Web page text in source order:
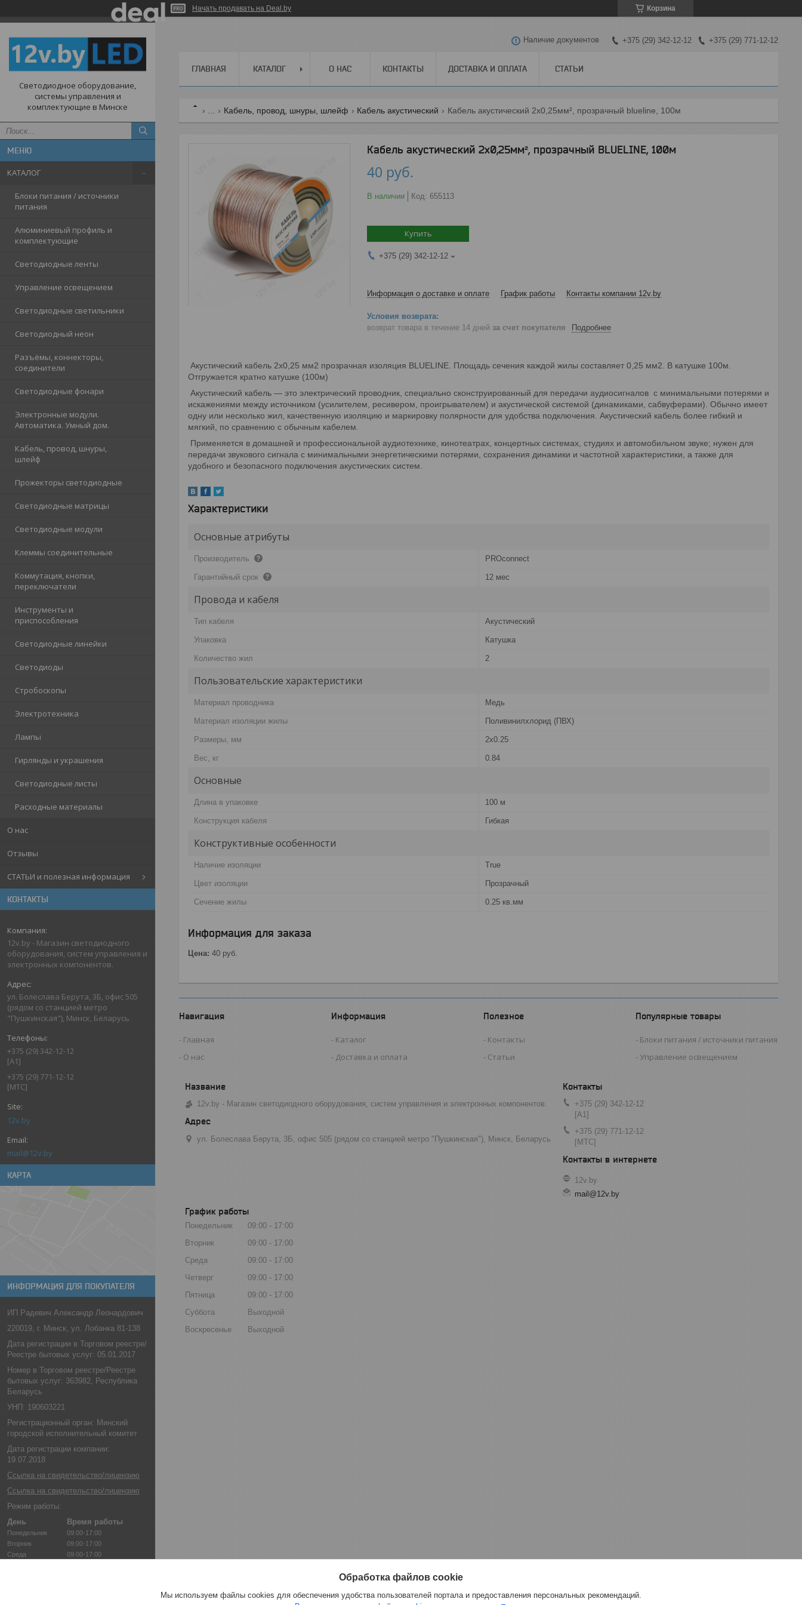
Начать продавать на Deal.by Корзина
Светодиодное оборудование,
системы управления и
комплектующие в Минске
КАТАЛОГ
Блоки питания / источники
питания
Алюминиевый профиль и
комплектующие
Светодиодные ленты
Управление освещением
Светодиодные светильники
Светодиодный неон
Разъёмы, коннекторы,
соединители
Светодиодные фонари
Электронные модули.
Автоматика. Умный дом.
Кабель, провод, шнуры,
шлейф
Прожекторы светодиодные
Светодиодные матрицы
Светодиодные модули
Клеммы соединительные
Коммутация, кнопки,
переключатели
Инструменты и
приспособления
Светодиодные линейки
Светодиоды
Стробоскопы
Электротехника
Лампы
Гирлянды и украшения
Светодиодные листы
Расходные материалы
О нас
Отзывы
СТАТЬИ и полезная информация
КОНТАКТЫ
12v.by - Магазин светодиодного
оборудования, систем управления и
электронных компонентов.
ул. Болеслава Берута, 3Б, офис 505
(рядом со станцией метро
"Пушкинская"), Минск, Беларусь
+375 (29) 342-12-12
[A1]
+375 (29) 771-12-12
[МТС]
12v.by
mail@12v.by
КАРТА
ИНФОРМАЦИЯ ДЛЯ ПОКУПАТЕЛЯ
ИП Радевич Александр Леонардович
220019, г. Минск, ул. Лобанка 81-138
Дата регистрации в Торговом реестре/
Реестре бытовых услуг: 05.01.2017
Номер в Торговом реестре/Реестре
бытовых услуг: 363982, Республика
Беларусь
УНП: 190603221
Регистрационный орган: Минский
городской исполнительный комитет
Дата регистрации компании:
19.07.2018
Ссылка на свидетельство/лицензию
Ссылка на свидетельство/лицензию
Режим работы:
День
Время работы
Понедельник
09:00-17:00
Вторник
09:00-17:00
Среда
09:00-17:00
Наличие документов +375 (29) 342-12-12 +375 (29) 771-12-12
ГЛАВНАЯ КАТАЛОГ О НАС КОНТАКТЫ ДОСТАВКА И ОПЛАТА СТАТЬИ
Кабель, провод, шнуры, шлейф Кабель акустический Кабель акустический 2х0,25мм², прозрачный blueline, 100м
Кабель акустический 2х0,25мм², прозрачный BLUELINE, 100м
40 руб.
В наличии Код: 655113
Купить
+375 (29) 342-12-12
Информация о доставке и оплате График работы Контакты компании 12v.by
возврат товара в течение 14 дней за счет покупателя Подробнее
Акустический кабель 2х0,25 мм2 прозрачная изоляция BLUELINE. Площадь сечения каждой жилы составляет 0,25 мм2. В катушке 100м.
Отгружается кратно катушке (100м)
Акустический кабель — это электрический проводник, специально сконструированный для передачи аудиосигналов с минимальными потерями и
искажениями между источником (усилителем, ресивером, проигрывателем) и акустической системой (динамиками, сабвуферами). Обычно имеет
одну или несколько жил, качественную изоляцию и маркировку полярности для удобства подключения. Акустический кабель более гибкий и
мягкий, по сравнению с обычным кабелем.
Применяется в домашней и профессиональной аудиотехнике, кинотеатрах, концертных системах, студиях и автомобильном звуке; нужен для
передачи звукового сигнала с минимальными энергетическими потерями, сохранения динамики и частотной характеристики, а также для
удобного и безопасного подключения акустических систем.
Характеристики
Основные атрибуты
Производитель PROconnect
Гарантийный срок 12 мес
Провода и кабеля
Тип кабеля Акустический
Упаковка Катушка
Количество жил 2
Пользовательские характеристики
Материал проводника Медь
Материал изоляции жилы Поливинилхлорид (ПВХ)
Размеры, мм 2х0.25
Вес, кг 0.84
Основные
Длина в упаковке 100 м
Конструкция кабеля Гибкая
Конструктивные особенности
Наличие изоляции True
Цвет изоляции Прозрачный
Сечение жилы 0.25 кв.мм
Информация для заказа
Цена: 40 руб.
Навигация
Главная
О нас
Информация
Каталог
Доставка и оплата
Полезное
Контакты
Статьи
Популярные товары
Блоки питания / источники питания
Управление освещением
12v.by - Магазин светодиодного оборудования, систем управления и электронных компонентов.
ул. Болеслава Берута, 3Б, офис 505 (рядом со станцией метро "Пушкинская"), Минск, Беларусь
+375 (29) 342-12-12
[A1]
+375 (29) 771-12-12
[МТС]
12v.by
mail@12v.by
График работы
Понедельник 09:00
17:00
Вторник
09:00
17:00
Среда
09:00
17:00
Четверг
09:00
17:00
Пятница
09:00
17:00
Суббота
Выходной
Воскресенье
Выходной
Обработка файлов cookie
Мы используем файлы cookies для обеспечения удобства пользователей портала и предоставления персональных рекомендаций.